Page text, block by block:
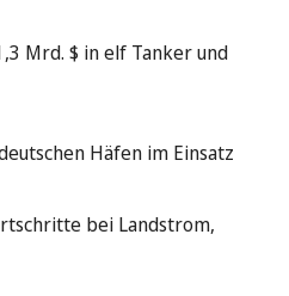
Mrd. $ in elf Tanker und
Häfen im Einsatz
bei Landstrom,